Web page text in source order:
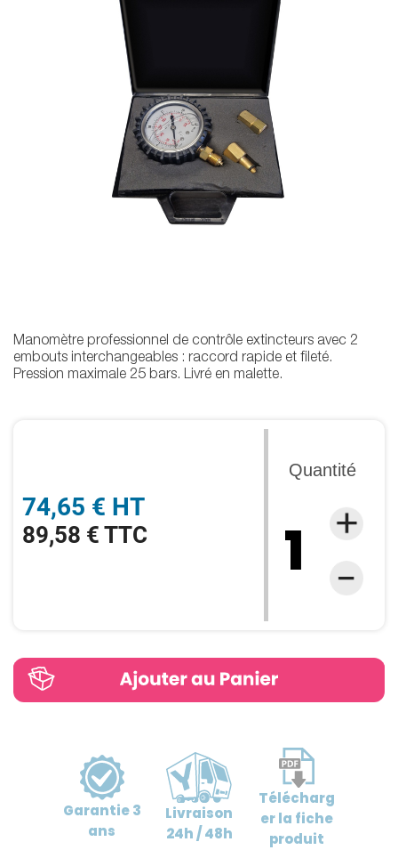
74,65 € HT
89,58 € TTC
Quantité
Manomètre professionnel de contrôle extincteurs avec 2
embouts interchangeables : raccord rapide et fileté.
Pression maximale 25 bars. Livré en malette.
Garantie3
ans
Livraison
24h / 48h
Télécharg
erla fiche
produit